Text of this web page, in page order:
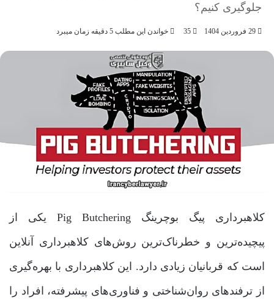
جلوگیری کنیم؟
29 فروردین 1404 35 خواندن این مطلب 5 دقیقه زمان میبرد
کلاهبرداری پیگ بوچرینگ Pig Butchering یکی از
پیچیده‌ترین و خطرناک‌ترین روش‌های کلاهبرداری آنلاین
است که قربانیان زیادی دارد. این کلاهبرداری با بهره‌گیری
از ترفندهای روان‌شناختی و فناوری‌های پیشرفته، افراد را